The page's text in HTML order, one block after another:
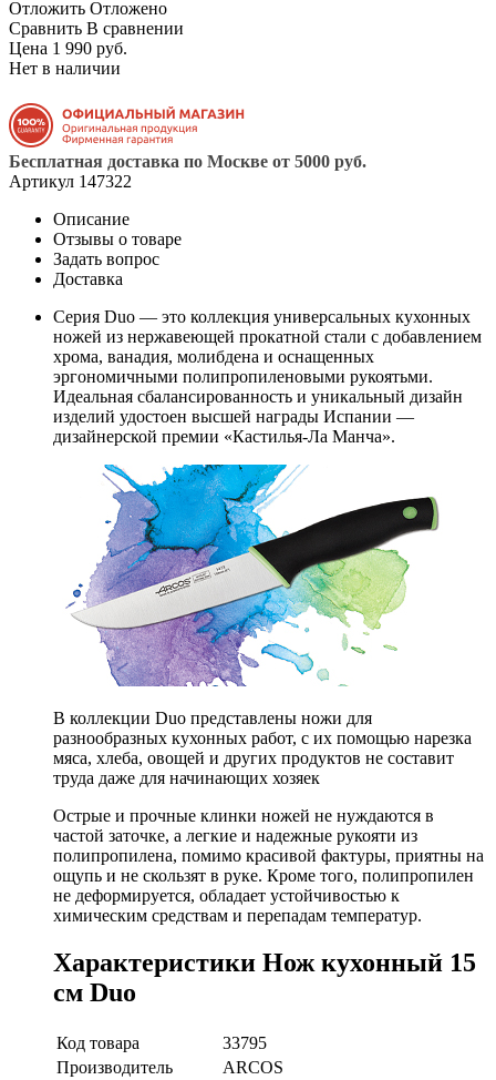
Отложить Отложено
Сравнить В сравнении
Цена 1 990 руб.
Нет в наличии
Бесплатная доставка по Москве от 5000 руб.
Артикул 147322
Описание
Отзывы о товаре
Задать вопрос
Доставка
Серия Duo — это коллекция универсальных кухонных
ножей из нержавеющей прокатной стали с добавлением
хрома, ванадия, молибдена и оснащенных
эргономичными полипропиленовыми рукоятьми.
Идеальная сбалансированность и уникальный дизайн
изделий удостоен высшей награды Испании —
дизайнерской премии «Кастилья-Ла Манча».
В коллекции Duo представлены ножи для
разнообразных кухонных работ, с их помощью нарезка
мяса, хлеба, овощей и других продуктов не составит
труда даже для начинающих хозяек
Острые и прочные клинки ножей не нуждаются в
частой заточке, а легкие и надежные рукояти из
полипропилена, помимо красивой фактуры, приятны на
ощупь и не скользят в руке. Кроме того, полипропилен
не деформируется, обладает устойчивостью к
химическим средствам и перепадам температур.
Характеристики Нож кухонный 15
см Duo
Код товара
33795
Производитель
ARCOS